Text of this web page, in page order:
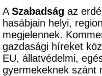
A Szabadság az
hasábjain helyi,
megjelennek.
gazdasági híreket
EU, állatvédelmi,
gyermekeknek szánt